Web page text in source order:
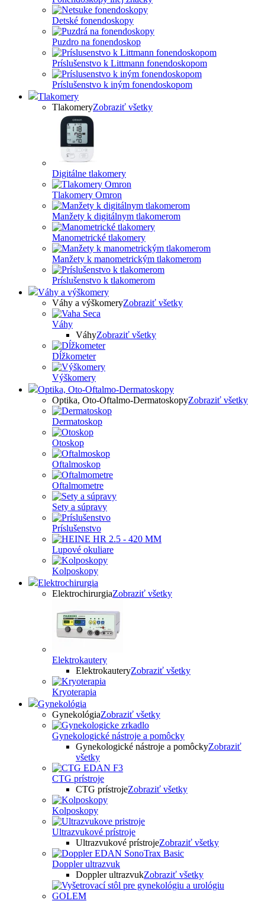
Detské fonendoskopy
Puzdro na fonendoskop
Príslušenstvo k Littmann fonendoskopom
Príslušenstvo k iným fonendoskopom
Tlakomery
TlakomeryZobraziť všetky
Digitálne tlakomery
Tlakomery Omron
Manžety k digitálnym tlakomerom
Manometrické tlakomery
Manžety k manometrickým tlakomerom
Príslušenstvo k tlakomerom
Váhy a výškomery
Váhy a výškomeryZobraziť všetky
Váhy
VáhyZobraziť všetky
Dĺžkometer
Výškomery
Optika, Oto-Oftalmo-Dermatoskopy
Optika, Oto-Oftalmo-DermatoskopyZobraziť všetky
Dermatoskop
Otoskop
Oftalmoskop
Oftalmometre
Sety a súpravy
Príslušenstvo
Lupové okuliare
Kolposkopy
Elektrochirurgia
ElektrochirurgiaZobraziť všetky
Elektrokautery
ElektrokauteryZobraziť všetky
Kryoterapia
Gynekológia
GynekológiaZobraziť všetky
Gynekologické nástroje a pomôcky
Gynekologické nástroje a pomôckyZobraziť
všetky
CTG prístroje
CTG prístrojeZobraziť všetky
Kolposkopy
Ultrazvukové prístroje
Ultrazvukové prístrojeZobraziť všetky
Doppler ultrazvuk
Doppler ultrazvukZobraziť všetky